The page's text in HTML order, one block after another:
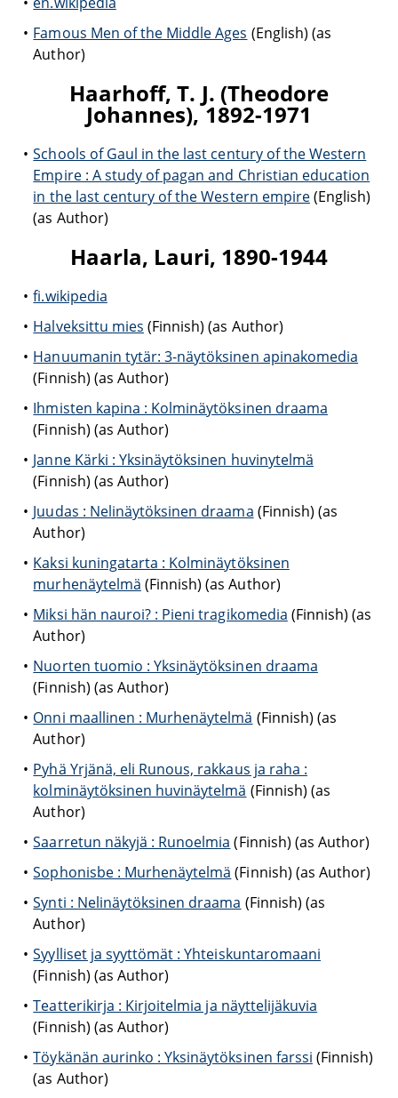
Famous Men of the Middle Ages (English) (as
Author)
Haarhoff, T. J. (Theodore
Johannes), 1892-1971
Schools of Gaul in the last century of the Western
Empire : A study of pagan and Christian education
in the last century of the Western empire(English)
(as Author)
Haarla, Lauri, 1890-1944
fi.wikipedia
Halveksittu mies (Finnish) (as Author)
Hanuumanin tytär: 3-näytöksinen apinakomedia
(Finnish) (as Author)
Ihmisten kapina : Kolminäytöksinen draama
(Finnish) (as Author)
Janne Kärki : Yksinäytöksinen huvinytelmä
(Finnish) (as Author)
Juudas : Nelinäytöksinen draama (Finnish) (as
Author)
Kaksi kuningatarta : Kolminäytöksinen
murhenäytelmä (Finnish) (as Author)
Miksi hän nauroi? : Pieni tragikomedia (Finnish) (as
Author)
Nuorten tuomio : Yksinäytöksinen draama
(Finnish) (as Author)
Onni maallinen : Murhenäytelmä (Finnish) (as
Author)
Pyhä Yrjänä, eli Runous, rakkaus ja raha :
kolminäytöksinen huvinäytelmä (Finnish) (as
Author)
Saarretun näkyjä : Runoelmia (Finnish) (as Author)
Sophonisbe : Murhenäytelmä (Finnish) (as Author)
Synti : Nelinäytöksinen draama (Finnish) (as
Author)
Syylliset ja syyttömät : Yhteiskuntaromaani
(Finnish) (as Author)
Teatterikirja : Kirjoitelmia ja näyttelijäkuvia
(Finnish) (as Author)
Töykänän aurinko : Yksinäytöksinen farssi (Finnish)
(as Author)